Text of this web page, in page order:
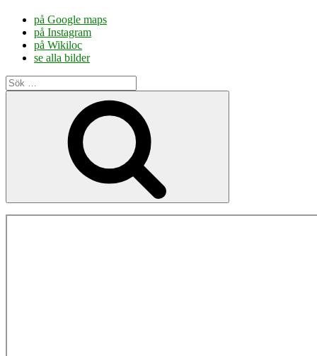
på Google maps
på Instagram
på Wikiloc
se alla bilder
Sök
efter: